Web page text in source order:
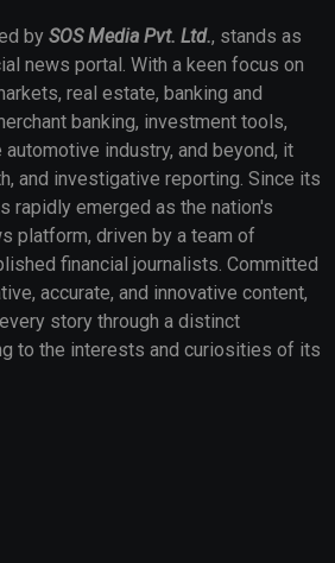
by SOS Media Pvt. Ltd., stands as
news portal. With a keen focus on
real estate, banking and
banking, investment tools,
automotive industry, and beyond, it
and investigative reporting. Since its
rapidly emerged as the nation's
platform, driven by a team of
financial journalists. Committed
accurate, and innovative content,
story through a distinct
to the interests and curiosities of its